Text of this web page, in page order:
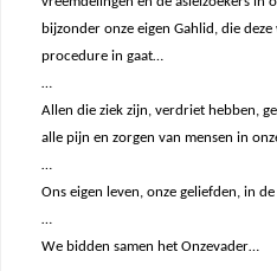
bijzonder onze eigen Gahlid, die
procedure in gaat…
…
Allen die ziek zijn, verdriet hebben,
alle pijn en zorgen van mensen in
…
Ons eigen leven, onze geliefden, in
…
We bidden samen het Onzevader…